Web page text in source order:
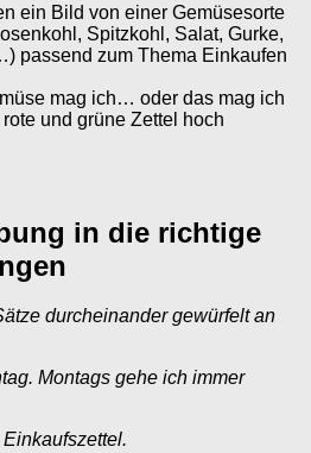
ein Bild von einer Gemüsesorte
Spitzkohl, Salat, Gurke,
passend zum Thema Einkaufen
mag ich… oder das mag ich
und grüne Zettel hoch
in die richtige
durcheinander gewürfelt an
Montags gehe ich immer